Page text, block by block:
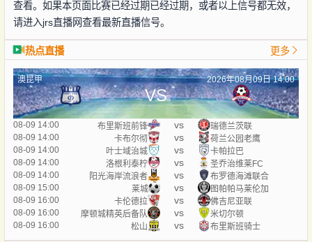
查看。如果本页面比赛已经过期已经过期，或者以上信号都无效，
请进入jrs直播网查看最新直播信号。
热点直播 更多
澳昆甲 2026年08月09日 14:00
VS
08-09 14:00 布里斯班前锋 vs
瑞德兰茨联
08-09 14:00
卡布尔彻 vs
荷兰公园老鹰
08-09 14:00
叶士域治城 vs
卡帕拉巴
08-09 14:00
洛根利泰柠 vs
圣乔治维莱FC
08-09 14:00
阳光海岸流浪者 vs
布罗德海滩联合
08-09 15:00
莱城 vs
图帕帕马莱伦加
08-09 16:00
卡伦德拉 vs
佛吉尼亚联
08-09 16:00
摩顿城精英后备队 vs
米切尔顿
08-09 16:00
松山 vs 布里斯班骑士